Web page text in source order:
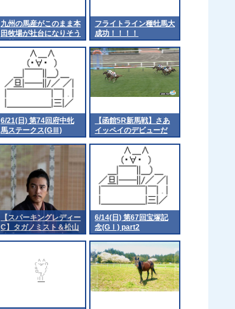
九州の馬産がこのまま本
田牧場が社台になりそう
な勢いやわ 他
フライトライン種牡馬大
成功！！！！
6/21(日) 第74回府中牝
馬ステークス(GⅢ)
part1
【函館5R新馬戦】さあ
イッペイのデビューだ
【スパーキングレディー
C】タガノミスト＆松山
騎手がｷﾀ━━━━(ﾟ
6/14(日) 第67回宝塚記
念(GⅠ) part2